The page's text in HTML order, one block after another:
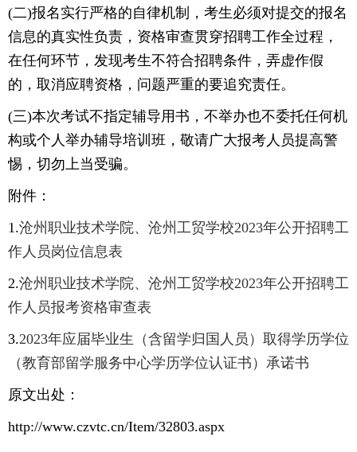
(二)报名实行严格的自律机制，考生必须对提交的报名
信息的真实性负责，资格审查贯穿招聘工作全过程，
在任何环节，发现考生不符合招聘条件，弄虚作假
的，取消应聘资格，问题严重的要追究责任。
(三)本次考试不指定辅导用书，不举办也不委托任何机
构或个人举办辅导培训班，敬请广大报考人员提高警
惕，切勿上当受骗。
附件：
1.沧州职业技术学院、沧州工贸学校2023年公开招聘工
作人员岗位信息表
2.沧州职业技术学院、沧州工贸学校2023年公开招聘工
作人员报考资格审查表
3.2023年应届毕业生（含留学归国人员）取得学历学位
（教育部留学服务中心学历学位认证书）承诺书
原文出处：
http://www.czvtc.cn/Item/32803.aspx